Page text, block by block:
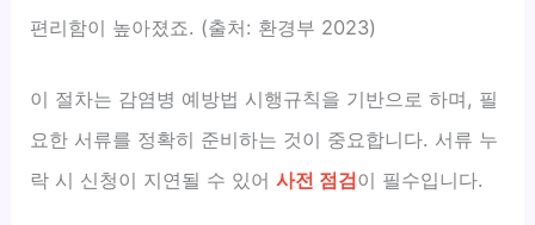
편리함이 높아졌죠. (출처: 환경부 2023)
이 절차는 감염병 예방법 시행규칙을 기반으로 하며, 필
요한 서류를 정확히 준비하는 것이 중요합니다. 서류 누
락 시 신청이 지연될 수 있어사전 점검이 필수입니다.